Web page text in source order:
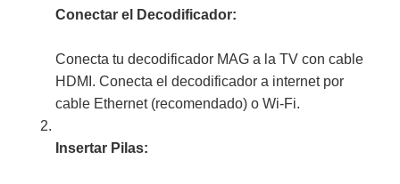
Conectar el Decodificador:
Conecta tu decodificador MAG a la TV con cable
HDMI. Conecta el decodificador a internet por
cable Ethernet (recomendado) o Wi-Fi.
Insertar Pilas: